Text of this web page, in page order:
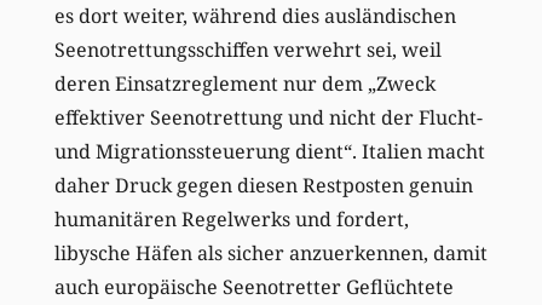
es dort weiter, während dies ausländischen
Seenotrettungsschiffen verwehrt sei, weil
deren Einsatzreglement nur dem „Zweck
effektiver Seenotrettung und nicht der Flucht-
und Migrationssteuerung dient“. Italien macht
daher Druck gegen diesen Restposten genuin
humanitären Regelwerks und fordert,
libysche Häfen als sicher anzuerkennen, damit
auch europäische Seenotretter Geflüchtete